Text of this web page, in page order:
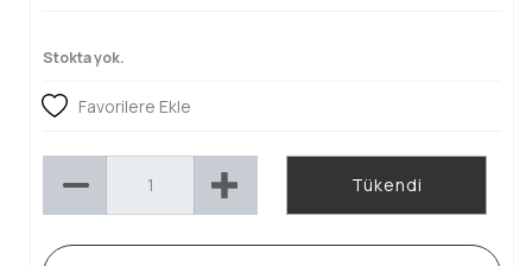
Stokta yok.
Favorilere Ekle
Tükendi